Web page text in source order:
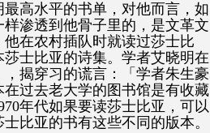
高水平的书单，对他而言，如
渗透到他骨子里的，是文革文
在农村插队时就读过莎士比
士比亚的诗集。学者艾晓明在
揭穿习的谎言：「学者朱生豪
过去老大学的图书馆是有收藏
年代如果要读莎士比亚，可以
比亚的书有这些不同的版本。